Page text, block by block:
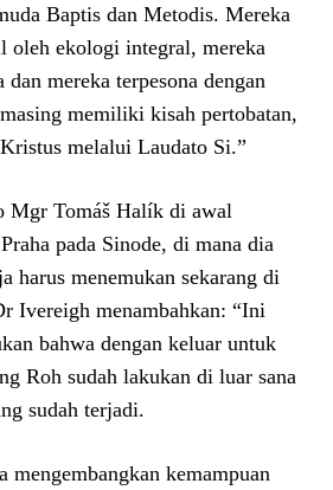
Baptis dan Metodis. Mereka
oleh ekologi integral, mereka
mereka terpesona dengan
memiliki kisah pertobatan,
melalui Laudato Si.”
Mgr Tomáš Halík di awal
pada Sinode, di mana dia
harus menemukan sekarang di
Ivereigh menambahkan: “Ini
bahwa dengan keluar untuk
Roh sudah lakukan di luar sana
sudah terjadi.
mengembangkan kemampuan